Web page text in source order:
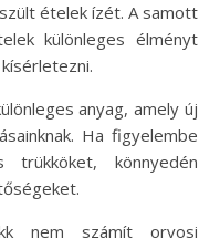
ételek ízét. A samott
különleges élményt
anyag, amely új
Ha figyelembe
könnyedén
nem számít orvosi